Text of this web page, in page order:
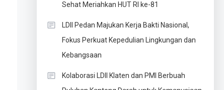
Sehat Meriahkan HUT RI ke-81
LDII Pedan Majukan Kerja Bakti Nasional,
Fokus Perkuat Kepedulian Lingkungan dan
Kebangsaan
Kolaborasi LDII Klaten dan PMI Berbuah